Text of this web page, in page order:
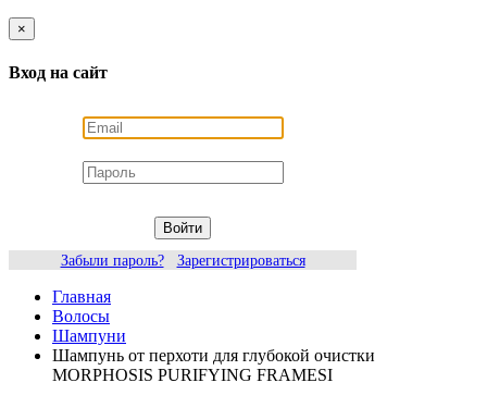
×
Вход на сайт
Войти
Забыли пароль?
Зарегистрироваться
Главная
Волосы
Шампуни
Шампунь от перхоти для глубокой очистки
MORPHOSIS PURIFYING FRAMESI